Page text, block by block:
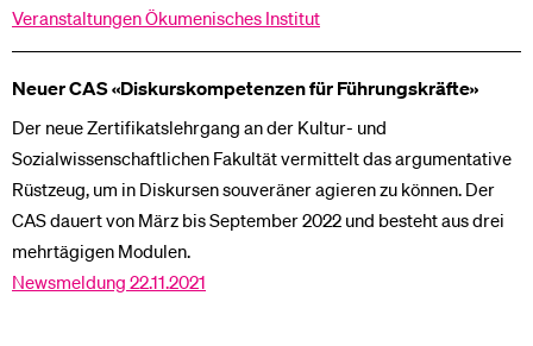
Veranstaltungen Ökumenisches Institut
Neuer CAS «Diskurs­kompetenzen für Führungskräfte»
Der neue Zertifikatslehrgang an der Kultur- und
Sozialwissenschaftlichen Fakultät vermittelt das argumentative
Rüstzeug, um in Diskursen souveräner agieren zu können. Der
CAS dauert von März bis September 2022 und besteht aus drei
mehrtägigen Modulen.
Newsmeldung 22.11.2021